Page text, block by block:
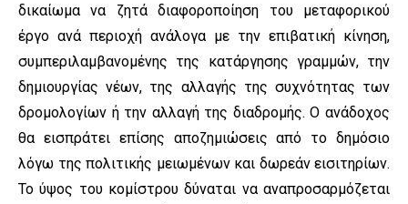
δικαίωμα να ζητά διαφοροποίηση του μεταφορικού
έργο ανά περιοχή ανάλογα με την επιβατική κίνηση,
συμπεριλαμβανομένης της κατάργησης γραμμών, την
δημιουργίας νέων, της αλλαγής της συχνότητας των
δρομολογίων ή την αλλαγή της διαδρομής. Ο ανάδοχος
θα εισπράτει επίσης αποζημιώσεις από το δημόσιο
λόγω της πολιτικής μειωμένων και δωρεάν εισιτηρίων.
Το ύψος του κομίστρου δύναται να αναπροσαρμόζεται